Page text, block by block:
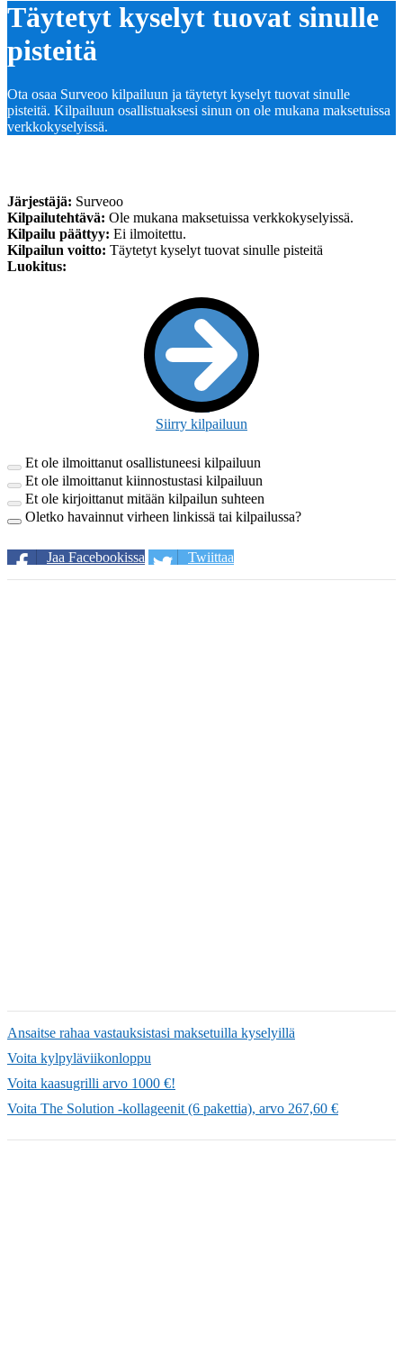
Täytetyt kyselyt tuovat sinulle
pisteitä
Ota osaa Surveoo kilpailuun ja täytetyt kyselyt tuovat sinulle
pisteitä. Kilpailuun osallistuaksesi sinun on ole mukana maksetuissa
verkkokyselyissä.
Järjestäjä: Surveoo
Kilpailutehtävä: Ole mukana maksetuissa verkkokyselyissä.
Kilpailu päättyy: Ei ilmoitettu.
Kilpailun voitto: Täytetyt kyselyt tuovat sinulle pisteitä
Luokitus:
Siirry kilpailuun
Et ole ilmoittanut osallistuneesi kilpailuun
Et ole ilmoittanut kiinnostustasi kilpailuun
Et ole kirjoittanut mitään kilpailun suhteen
Oletko havainnut virheen linkissä tai kilpailussa?
Jaa Facebookissa Twiittaa
Ansaitse rahaa vastauksistasi maksetuilla kyselyillä
Voita kylpyläviikonloppu
Voita kaasugrilli arvo 1000 €!
Voita The Solution -kollageenit (6 pakettia), arvo 267,60 €